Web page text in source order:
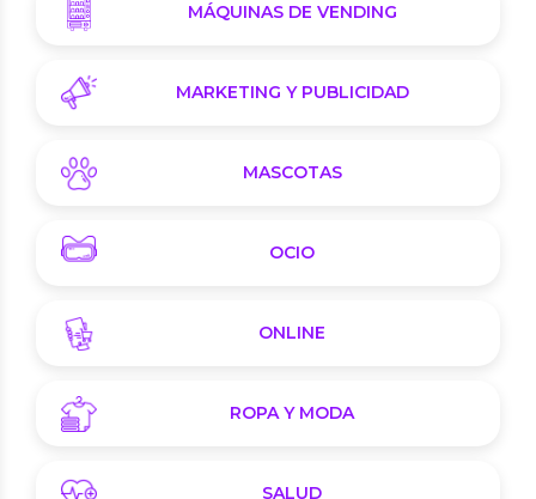
MÁQUINAS DE VENDING
MARKETING Y PUBLICIDAD
MASCOTAS
OCIO
ONLINE
ROPA Y MODA
SALUD